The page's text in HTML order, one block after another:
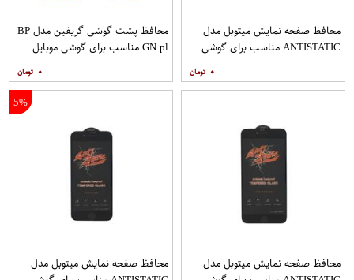
محافظ صفحه نمایش میتوبل مدل
ANTISTATIC مناسب برای گوشی
۰
محافظ پشت گوشی گریفین مدل BP
GN pl مناسب برای گوشی موبایل
۰
محافظ صفحه نمایش میتوبل مدل
5%
محافظ صفحه نمایش میتوبل مدل